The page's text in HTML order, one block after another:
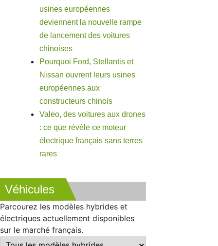
usines européennes
deviennent la nouvelle rampe
de lancement des voitures
chinoises
Pourquoi Ford, Stellantis et
Nissan ouvrent leurs usines
européennes aux
constructeurs chinois
Valeo, des voitures aux drones
: ce que révèle ce moteur
électrique français sans terres
rares
Véhicules
Parcourez les modèles hybrides et
électriques actuellement disponibles
sur le marché français.